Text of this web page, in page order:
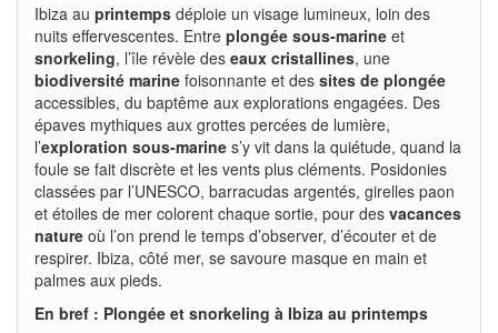
Ibiza au printemps déploie un visage lumineux, loin des
nuits effervescentes. Entre plongée sous-marine et
snorkeling, l’île révèle des eaux cristallines, une
biodiversité marine foisonnante et des sites de plongée
accessibles, du baptême aux explorations engagées. Des
épaves mythiques aux grottes percées de lumière,
l’exploration sous-marine s’y vit dans la quiétude, quand la
foule se fait discrète et les vents plus cléments. Posidonies
classées par l’UNESCO, barracudas argentés, girelles paon
et étoiles de mer colorent chaque sortie, pour des vacances
nature où l’on prend le temps d’observer, d’écouter et de
respirer. Ibiza, côté mer, se savoure masque en main et
palmes aux pieds.
En bref : Plongée et snorkeling à Ibiza au printemps